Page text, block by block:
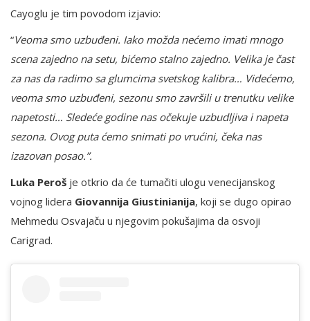
Cayoglu je tim povodom izjavio:
“Veoma smo uzbuđeni. Iako možda nećemo imati mnogo
scena zajedno na setu, bićemo stalno zajedno. Velika je čast
za nas da radimo sa glumcima svetskog kalibra… Videćemo,
veoma smo uzbuđeni, sezonu smo završili u trenutku velike
napetosti… Sledeće godine nas očekuje uzbudljiva i napeta
sezona. Ovog puta ćemo snimati po vrućini, čeka nas
izazovan posao.”.
Luka Peroš je otkrio da će tumačiti ulogu venecijanskog
vojnog lidera Giovannija Giustinianija, koji se dugo opirao
Mehmedu Osvajaču u njegovim pokušajima da osvoji
Carigrad.